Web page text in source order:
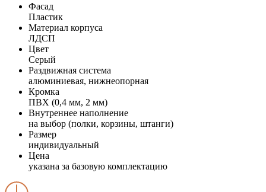
Фасад
Пластик
Материал корпуса
ЛДСП
Цвет
Серый
Раздвижная система
алюминиевая, нижнеопорная
Кромка
ПВХ (0,4 мм, 2 мм)
Внутреннее наполнение
на выбор (полки, корзины, штанги)
Размер
индивидуальный
Цена
указана за базовую комплектацию